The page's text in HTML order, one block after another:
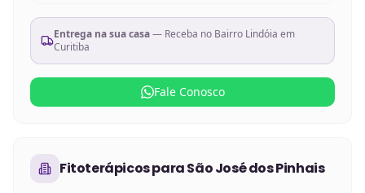
Entrega na sua casa— Receba no Bairro Lindóia em
Curitiba
Fale Conosco
FitoterápicosparaSão José dos Pinhais